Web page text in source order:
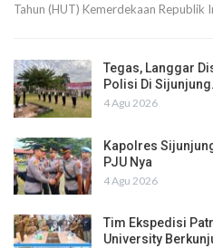
Tahun (HUT) Kemerdekaan Republik
Tegas, Langgar
Polisi Di
4 Agu 2026
Kapolres
PJU Nya
4 Agu 2026
Tim Ekspedisi
University